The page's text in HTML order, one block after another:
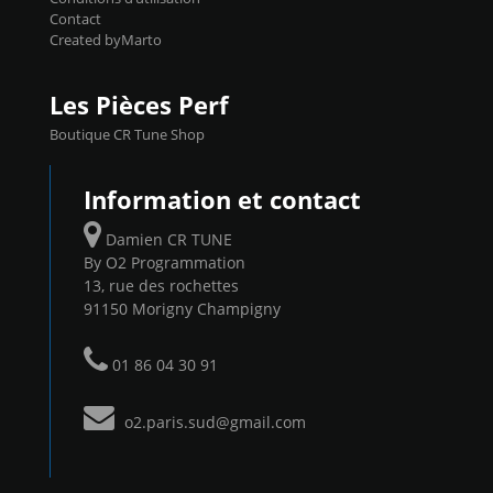
Contact
Created byMarto
Les Pièces Perf
Boutique CR Tune Shop
Information et contact
Damien CR TUNE
By O2 Programmation
13, rue des rochettes
91150 Morigny Champigny
01 86 04 30 91
o2.paris.sud@gmail.com